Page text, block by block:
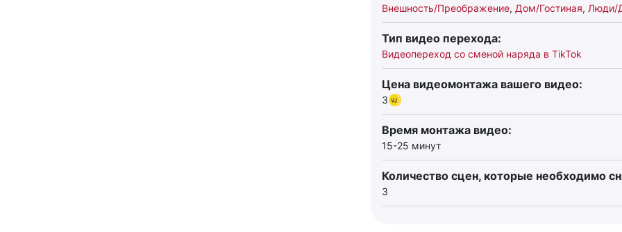
Внешность/Преображение, Дом/Гостиная, Люди/
Тип видео перехода:
Видеопереход со сменой наряда в TikTok
Цена видеомонтажа вашего видео:
3
Время монтажа видео:
15-25 минут
Количество сцен, которые необходимо
3